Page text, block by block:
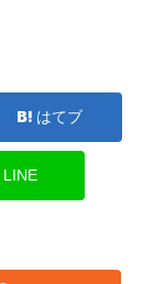
はてブ
LINE